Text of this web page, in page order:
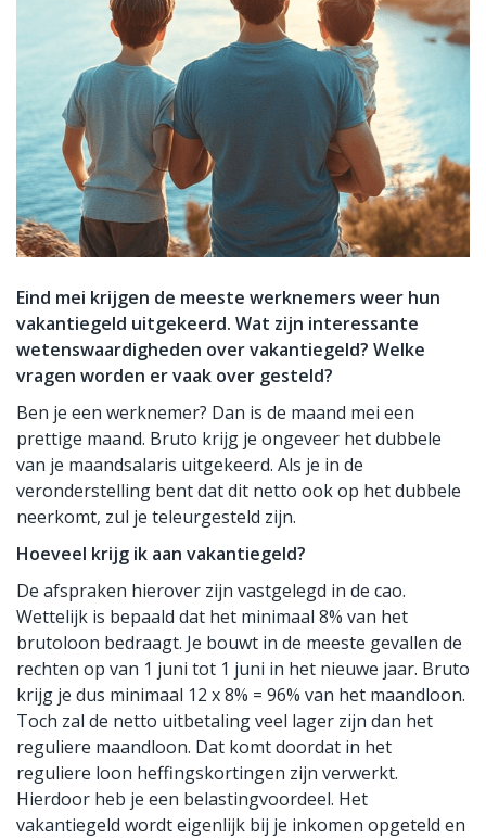
Eind mei krijgen de meeste werknemers weer hun
vakantiegeld uitgekeerd. Wat zijn interessante
wetenswaardigheden over vakantiegeld? Welke
vragen worden er vaak over gesteld?
Ben je een werknemer? Dan is de maand mei een
prettige maand. Bruto krijg je ongeveer het dubbele
van je maandsalaris uitgekeerd. Als je in de
veronderstelling bent dat dit netto ook op het dubbele
neerkomt, zul je teleurgesteld zijn.
Hoeveel krijg ik aan vakantiegeld?
De afspraken hierover zijn vastgelegd in de cao.
Wettelijk is bepaald dat het minimaal 8% van het
brutoloon bedraagt. Je bouwt in de meeste gevallen de
rechten op van 1 juni tot 1 juni in het nieuwe jaar. Bruto
krijg je dus minimaal 12 x 8% = 96% van het maandloon.
Toch zal de netto uitbetaling veel lager zijn dan het
reguliere maandloon. Dat komt doordat in het
reguliere loon heffingskortingen zijn verwerkt.
Hierdoor heb je een belastingvoordeel. Het
vakantiegeld wordt eigenlijk bij je inkomen opgeteld en